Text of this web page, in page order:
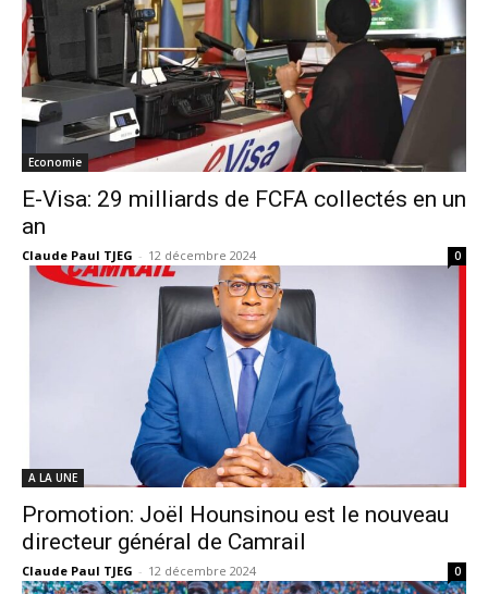
Economie
E-Visa: 29 milliards de FCFA collectés en un
an
Claude Paul TJEG - 12 décembre 2024 0
A LA UNE
Promotion: Joël Hounsinou est le nouveau
directeur général de Camrail
Claude Paul TJEG - 12 décembre 2024 0